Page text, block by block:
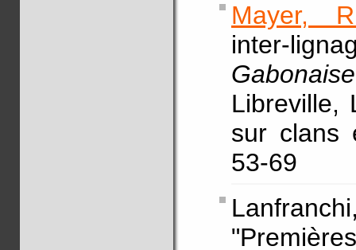
Mayer,
inter-
Libreville,
sur clans
53-69